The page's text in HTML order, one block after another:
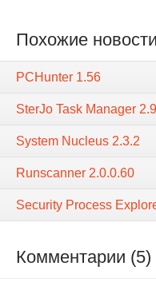
Похожие новости
PCHunter 1.56
SterJo Task Manager 2.9
System Nucleus 2.3.2
Runscanner 2.0.0.60
Security Process
Комментарии (5)